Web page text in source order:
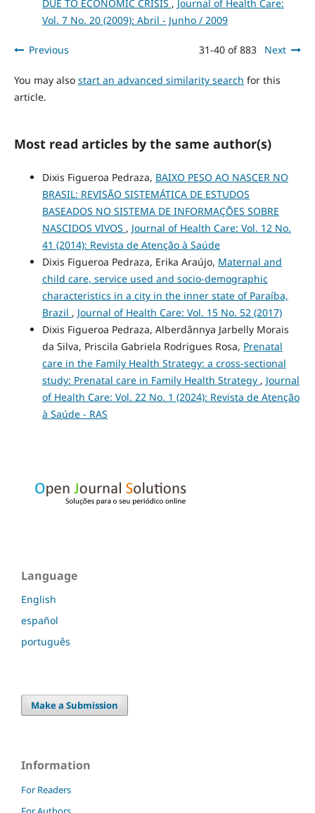
DUE TO ECONOMIC CRISIS , Journal of Health Care:
Vol. 7 No. 20 (2009): Abril - Junho / 2009
Previous 31-40 of 883 Next
You may also start an advanced similarity search for this
article.
Most read articles by the same author(s)
Dixis Figueroa Pedraza, BAIXO PESO AO NASCER NO
BRASIL: REVISÃO SISTEMÁTICA DE ESTUDOS
BASEADOS NO SISTEMA DE INFORMAÇÕES SOBRE
NASCIDOS VIVOS , Journal of Health Care: Vol. 12 No.
41 (2014): Revista de Atenção à Saúde
Dixis Figueroa Pedraza, Erika Araújo, Maternal and
child care, service used and socio-demographic
characteristics in a city in the inner state of Paraíba,
Brazil , Journal of Health Care: Vol. 15 No. 52 (2017)
Dixis Figueroa Pedraza, Alberdânnya Jarbelly Morais
da Silva, Priscila Gabriela Rodrigues Rosa, Prenatal
care in the Family Health Strategy: a cross-sectional
study: Prenatal care in Family Health Strategy , Journal
of Health Care: Vol. 22 No. 1 (2024): Revista de Atenção
à Saúde - RAS
Language
English
español
português
Make a Submission
Information
For Readers